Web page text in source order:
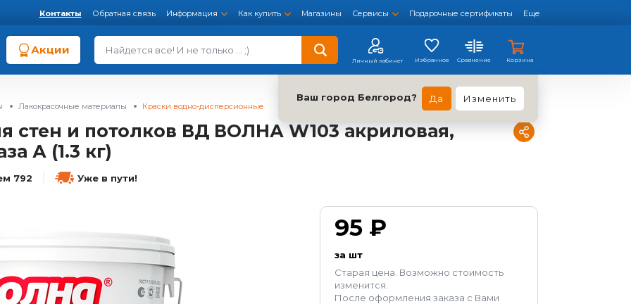
Ваш город Белгород? Да Изменить
Контакты Обратная связь Информация Как купить Магазины Сервисы Подарочные сертификаты Еще
Акции
Корзина
Лакокрасочные материалы Краски водно-дисперсионные
стен и потолков ВД ВОЛНА W103 акриловая,
А (1.3 кг)
792 Уже в пути!
95 ₽
за шт
Старая цена. Возможно стоимость
изменится.
После оформления заказа с Вами